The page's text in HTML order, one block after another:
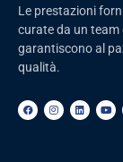
Le prestazioni
curate da un team
garantiscono al
qualità.